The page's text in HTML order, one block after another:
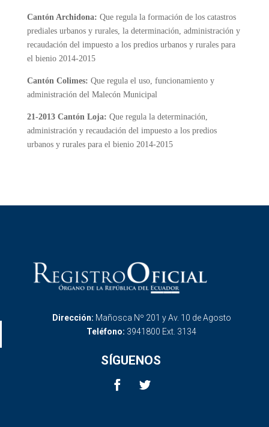
Cantón Archidona: Que regula la formación de los catastros
prediales urbanos y rurales, la determinación, administración y
recaudación del impuesto a los predios urbanos y rurales para
el bienio 2014-2015
Cantón Colimes: Que regula el uso, funcionamiento y
administración del Malecón Municipal
21-2013 Cantón Loja: Que regula la determinación,
administración y recaudación del impuesto a los predios
urbanos y rurales para el bienio 2014-2015
Dirección: Mañosca Nº 201 y Av. 10 de Agosto
Teléfono: 3941800 Ext. 3134
SÍGUENOS